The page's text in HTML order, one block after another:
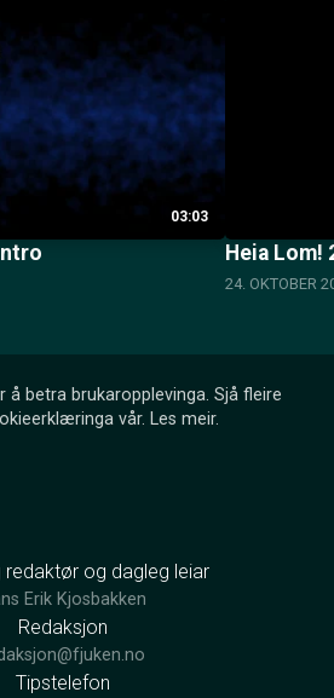
03:03
Heia Lom!
24. OKTOBER
betra brukaropplevinga. Sjå fleire
vår. Les meir.
redaktør og dagleg leiar
Erik Kjosbakken
Redaksjon
Tipstelefon